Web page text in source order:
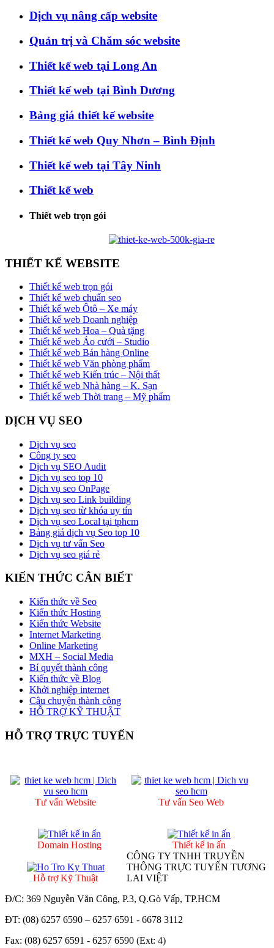
Dịch vụ nâng cấp website
Quản trị và Chăm sóc website
Thiết kế web tại Long An
Thiết kế web tại Bình Dương
Bảng giá thiết kế website
Thiết kế web Quy Nhơn – Bình Định
Thiết kế web tại Tây Ninh
Thiết kế web
Thiết web trọn gói
THIẾT KẾ WEBSITE
Thiết kế web trọn gói
Thiết kế web chuẩn seo
Thiết kế web Ôtô – Xe máy
Thiết kế web Doanh nghiệp
Thiết kế web Hoa – Quà tặng
Thiết kế web Áo cưới – Studio
Thiết kế web Bán hàng Online
Thiết kế web Văn phòng phẩm
Thiết kế web Kiến trúc – Nội thất
Thiết kế web Nhà hàng – K. Sạn
Thiết kế web Thời trang – Mỹ phẩm
DỊCH VỤ SEO
Dịch vụ seo
Công ty seo
Dịch vụ SEO Audit
Dịch vụ seo top 10
Dịch vụ seo OnPage
Dịch vụ seo Link building
Dịch vụ seo từ khóa uy tín
Dịch vụ seo Local tại tphcm
Bảng giá dịch vụ Seo top 10
Dịch vụ tư vấn Seo
Dịch vụ seo giá rẻ
KIẾN THỨC CÂN BIẾT
Kiến thức về Seo
Kiến thức Hosting
Kiến thức Website
Internet Marketing
Online Marketing
MXH – Social Media
Bí quyết thành công
Kiến thức về Blog
Khởi nghiệp internet
Câu chuyện thành công
HỖ TRỢ KỸ THUẬT
HỖ TRỢ TRỰC TUYẾN
Tư vấn Website Tư vấn Seo Web
Domain Hosting Thiết kế in ấn
Hỗ trợ Kỹ Thuật
CÔNG TY TNHH TRUYỀN
THÔNG TRỰC TUYẾN TƯƠNG
LAI VIỆT
Đ/C: 369 Nguyễn Văn Công, P.3, Q.Gò Vấp, TP.HCM
ĐT: (08) 6257 6590 – 6257 6591 - 6678 3112
Fax: (08) 6257 6591 - 6257 6590 (Ext: 4)